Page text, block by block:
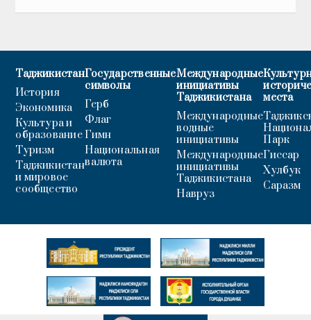
Таджикистан
История
Экономика
Культура и
образование
Туризм
Таджикистан
и мировое
сообщество
Государственные
символы
Герб
Флаг
Гимн
Национальная
валюта
Международные
инициативы
Таджикистана
Международные
водные
инициативы
Международные
инициативы
Таджикистана
Навруз
места
Парк
Гиссар
Хулбук
Саразм